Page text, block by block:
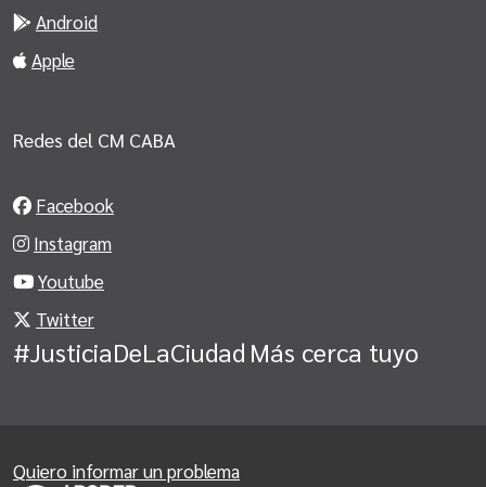
Android
Apple
Redes del CM CABA
Facebook
Instagram
Youtube
Twitter
#JusticiaDeLaCiudad Más cerca tuyo
Quiero informar un problema